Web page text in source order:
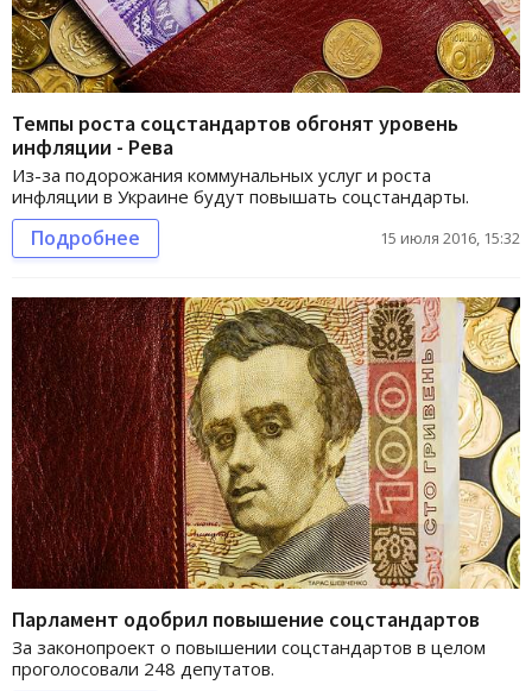
Темпы роста соцстандартов обгонят уровень
инфляции - Рева
Из-за подорожания коммунальных услуг и роста
инфляции в Украине будут повышать соцстандарты.
Подробнее 15 июля 2016, 15:32
Парламент одобрил повышение соцстандартов
За законопроект о повышении соцстандартов в целом
проголосовали 248 депутатов.